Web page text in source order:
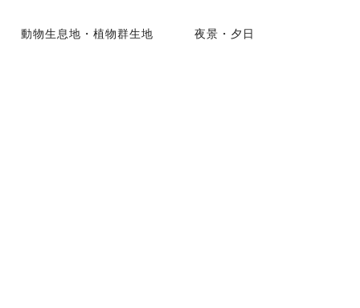
動物生息地・植物群生地 夜景・夕日